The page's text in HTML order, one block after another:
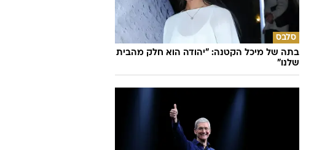
סלבס
בתה של מיכל הקטנה: "יהודה הוא חלק מהבית
שלנו"